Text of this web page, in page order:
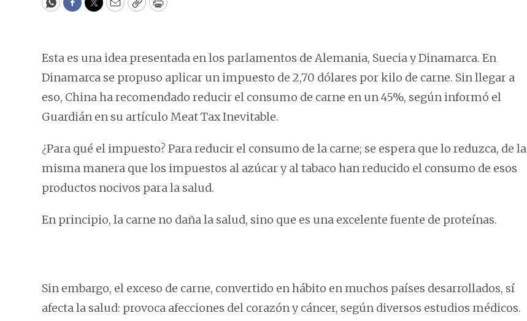
WhatsApp
Facebook
Twitter
EmailCopyPrint
Esta es una idea presentada en los parlamentos de Alemania, Suecia y Dinamarca. En
Dinamarca se propuso aplicar un impuesto de 2,70 dólares por kilo de carne. Sin llegar a
eso, China ha recomendado reducir el consumo de carne en un 45%, según informó el
Guardián en su artículo Meat Tax Inevitable.
¿Para qué el impuesto? Para reducir el consumo de la carne; se espera que lo reduzca, de la
misma manera que los impuestos al azúcar y al tabaco han reducido el consumo de esos
productos nocivos para la salud.
En principio, la carne no daña la salud, sino que es una excelente fuente de proteínas.
Sin embargo, el exceso de carne, convertido en hábito en muchos países desarrollados, sí
afecta la salud: provoca afecciones del corazón y cáncer, según diversos estudios médicos.